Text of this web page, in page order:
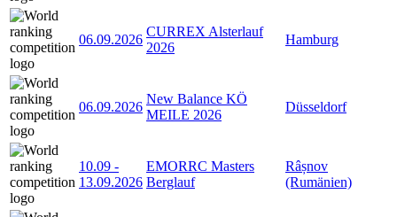
06.09.2026
CURREX Alsterlauf
2026
Hamburg
06.09.2026
New Balance KÖ
MEILE 2026
Düsseldorf
10.09 -
13.09.2026
EMORRC Masters
Berglauf
Râșnov
(Rumänien)